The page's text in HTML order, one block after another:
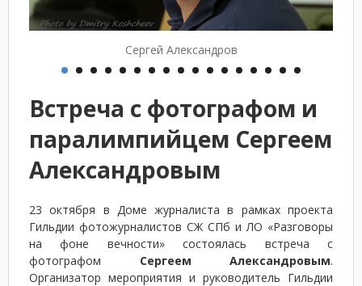
Сергей Александров
Встреча с фотографом и
паралимпийцем Сергеем
Александровым
23 октября в Доме журналиста в рамках проекта
Гильдии фотожурналистов СЖ СПб и ЛО «Разговоры
на фоне вечности» состоялась встреча с
фотографом Сергеем Александровым.
Организатор мероприятия и руководитель Гильдии